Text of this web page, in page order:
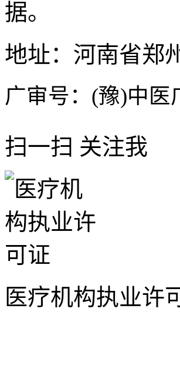
据。
地址：河南省郑
广审号：(豫)中医
扫一扫 关注我
医疗机构执业许